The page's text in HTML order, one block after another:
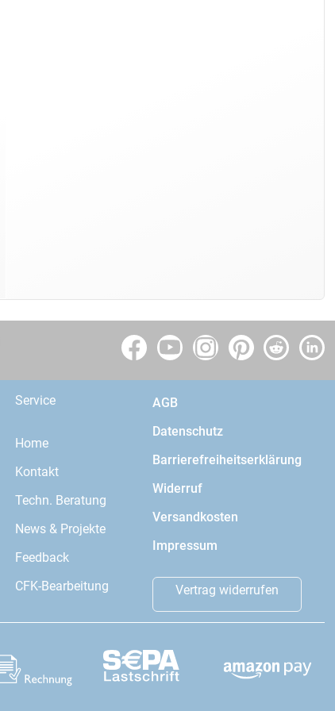
Service
Home
Kontakt
Techn. Beratung
News & Projekte
Feedback
CFK-Bearbeitung
AGB
Datenschutz
Barrierefreiheitserklärung
Widerruf
Versandkosten
Impressum
Vertrag widerrufen